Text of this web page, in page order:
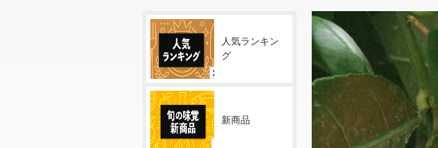
人気ランキン
グ
新商品